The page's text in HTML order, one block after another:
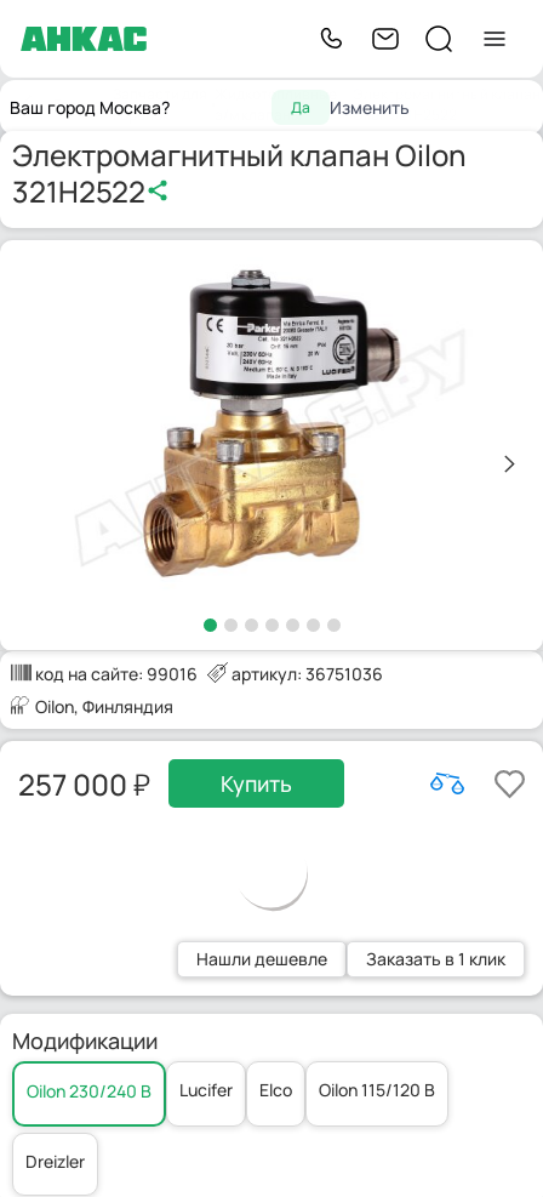
Ваш город Москва? Да Изменить
Главнаягорелок
э/м клапаны
Oilon 321H2522
Электромагнитный клапан Oilon
321H2522
код на сайте: 99016
артикул: 36751036
Oilon, Финляндия
257 000 Купить
Нашли дешевле Заказать в 1 клик
Модификации
Oilon 230/240 В Lucifer Elco Oilon 115/120 В
Dreizler